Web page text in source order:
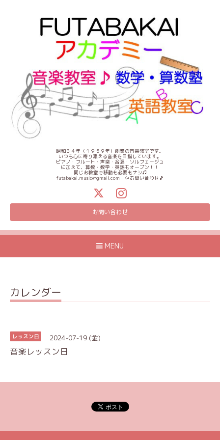
昭和３４年（１９５９年）創業の音楽教室です。
いつも心に寄り添える音楽を目指しています。
ピアノ・フルート・声楽・合唱・ソルフェージュ
に加えて、算数・数学・英語もオープン！！
同じお教室で移動も必要もナシ♫
futabakai.music@gmail.com ⇦お問い合わせ🎵
お問い合わせ
MENU
カレンダー
レッスン日 2024-07-19 (金)
音楽レッスン日